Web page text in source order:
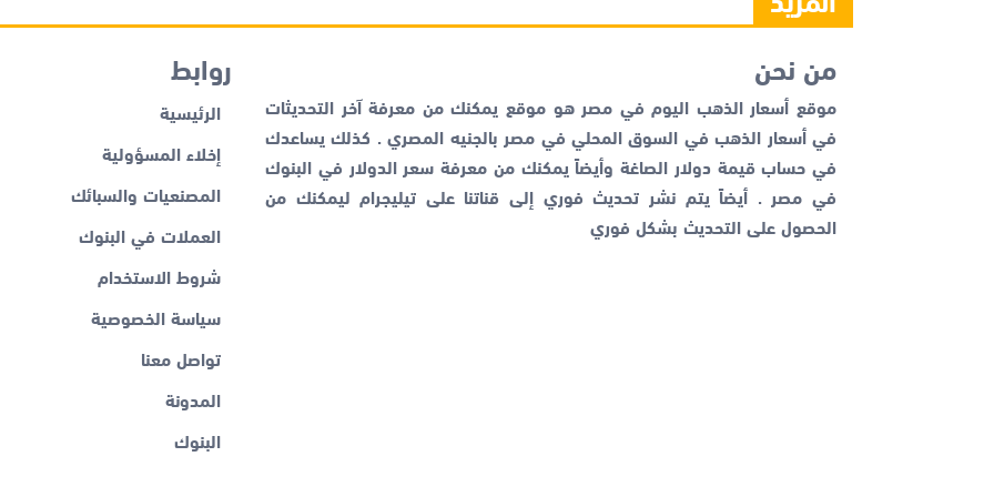
من نحن
موقع أسعار الذهب اليوم في مصر هو موقع يمكنك من معرفة آخر التحديثات
في أسعار الذهب في السوق المحلي في مصر بالجنيه المصري . كذلك يساعدك
في حساب قيمة دولار الصاغة وأيضاً يمكنك من معرفة سعر الدولار في البنوك
في مصر . أيضاً يتم نشر تحديث فوري إلى قناتنا على تيليجرام ليمكنك من
الحصول على التحديث بشكل فوري
روابط
الرئيسية
إخلاء المسؤولية
المصنعيات والسبائك
العملات في البنوك
شروط الاستخدام
سياسة الخصوصية
تواصل معنا
المدونة
البنوك